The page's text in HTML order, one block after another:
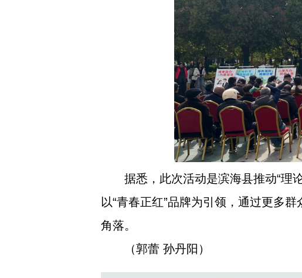
据悉，此次活动是滨海县推动“理
以“青春正红”品牌为引领，通过更多
角落。
（郭蕾 孙丹阳）